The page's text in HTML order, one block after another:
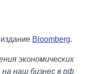
Bloomberg.
экономических
на наш бизнес в рф